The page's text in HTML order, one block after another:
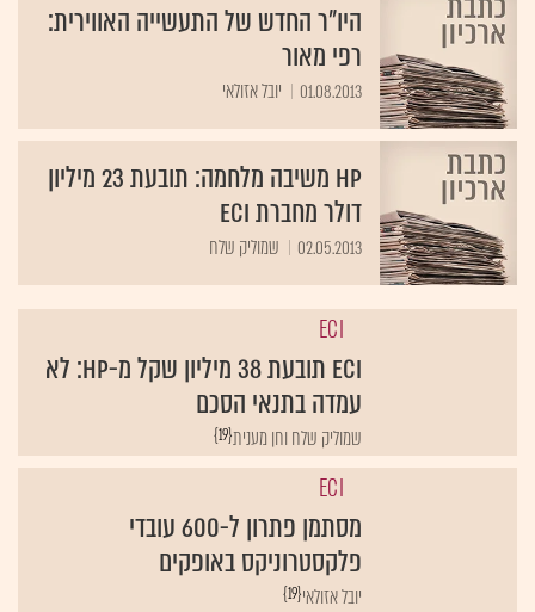
היו"ר החדש של התעשייה האווירית:
רפי מאור
01.08.2013 יובל אזולאי
HP משיבה מלחמה: תובעת 23 מיליון
דולר מחברת ECI
02.05.2013 שמוליק שלח
ECI
ECI תובעת 38 מיליון שקל מ-HP: לא
עמדה בתנאי הסכם
{19}
ECI
מסתמן פתרון ל-600 עובדי
פלקסטרוניקס באופקים
{19}יובל אזולאי